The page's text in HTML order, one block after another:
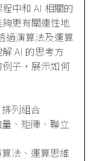
中和 AI 相關的
更有關連性地
過演算法及運算
AI 的思考方
子，展示如何
列組合
、矩陣、聯立
法、運算思維